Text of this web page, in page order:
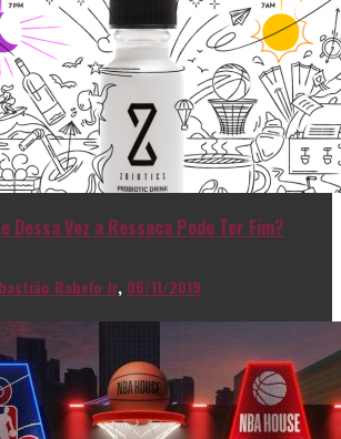
Dessa Vez a Ressaca Pode Ter Fim?
Rabelo Jr, 06/11/2019